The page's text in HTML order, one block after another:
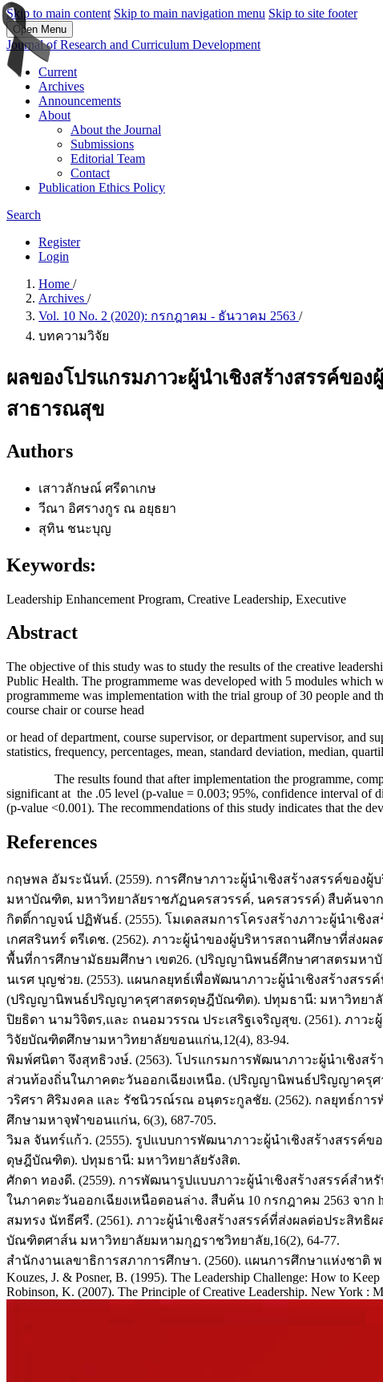
Skip to main content Skip to main navigation menu Skip to site footer
Open Menu
Journal of Research and Curriculum Development
Current
Archives
Announcements
About
About the Journal
Submissions
Editorial Team
Contact
Publication Ethics Policy
Search
Register
Login
Home /
Archives /
Vol. 10 No. 2 (2020): กรกฎาคม - ธันวาคม 2563 /
บทความวิจัย
ผลของโปรแกรมภาวะผู้นำเชิงสร้างสรรค์ขอ
สาธารณสุข
Authors
เสาวลักษณ์ ศรีดาเกษ
วีณา อิศรางกูร ณ อยุธยา
สุทิน ชนะบุญ
Keywords:
Leadership Enhancement Program, Creative Leadership, Executive
Abstract
The objective of this study was to study the results of the creative
Public Health. The programmeme was developed with 5 modules
programmeme was implementation with the trial group of 30 people and
course chair or course head
or head of department, course supervisor, or department supervisor, and
statistics, frequency, percentages, mean, standard deviation, median,
The results found that after implementation the programme,
significant at the .05 level (p-value = 0.003; 95%, confidence interval of
(p-value <0.001). The recommendations of this study indicates that the
References
กฤษพล อัมระนันท์. (2559). การศึกษาภาวะผู้นำเชิงสร้างสรรค์ขอ
มหาบัณฑิต, มหาวิทยาลัยราชภัฏนครสวรรค์, นครสวรรค์) สืบค้นจาก
กิตติ์กาญจน์ ปฏิพันธ์. (2555). โมเดลสมการโครงสร้างภาวะผู้นำ
เกศสรินทร์ ตรีเดช. (2562). ภาวะผู้นำของผู้บริหารสถานศึกษาที่ส่งผ
พื้นที่การศึกษามัธยมศึกษา เขต26. (ปริญญานิพนธ์ศึกษาศาสตรมห
นเรศ บุญช่วย. (2553). แผนกลยุทธ์เพื่อพัฒนาภาวะผู้นำเชิงสร้างสร
(ปริญญานิพนธ์ปริญญาครุศาสตรดุษฎีบัณฑิต). ปทุมธานี: มหาวิทยาลั
ปิยธิดา นามวิจิตร,และ ถนอมวรรณ ประเสริฐเจริญสุข. (2561). ภาว
วิจัยบัณฑิตศึกษามหาวิทยาลัยขอนแก่น,12(4), 83-94.
พิมพ์ศนิตา จึงสุทธิวงษ์. (2563). โปรแกรมการพัฒนาภาวะผู้นำเชิงส
ส่วนท้องถิ่นในภาคตะวันออกเฉียงเหนือ. (ปริญญานิพนธ์ปริญญาค
วริศรา ศิริมงคล และ รัชนิวรณ์รณ อนุตระกูลชัย. (2562). กลยุทธ์ก
ศึกษามหาจุฬาขอนแก่น, 6(3), 687-705.
วิมล จันทร์แก้ว. (2555). รูปแบบการพัฒนาภาวะผู้นำเชิงสร้างสรร
ดุษฎีบัณฑิต). ปทุมธานี: มหาวิทยาลัยรังสิต.
ศักดา ทองดี. (2559). การพัฒนารูปแบบภาวะผู้นำเชิงสร้างสรรค์สำ
ในภาคตะวันออกเฉียงเหนือตอนล่าง. สืบค้น 10 กรกฎาคม 2563 จาก
สมทรง นัทธีศรี. (2561). ภาวะผู้นำเชิงสร้างสรรค์ที่ส่งผลต่อประสิท
บัณฑิตศาส์น มหาวิทยาลัยมหามกุฏราชวิทยาลัย,16(2), 64-77.
สำนักงานเลขาธิการสภาการศึกษา. (2560). แผนการศึกษาแห่งชาติ
Kouzes, J. & Posner, B. (1995). The Leadership Challenge: How to
Robinson, K. (2007). The Principle of Creative Leadership. New York :